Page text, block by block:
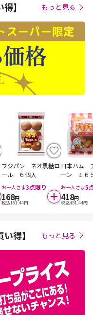
】 もっと見る
フジパン ネオ黒糖ロ
ール ６個入
お一人さま3点限り
168円
税込181.44円
日本ハム
ーン １６
お一人さま5
418円
税込451.44円
得】 もっと見る